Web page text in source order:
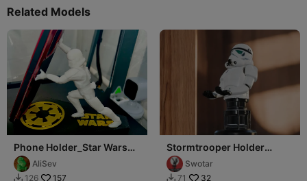
Related Models
Phone Holder_Star Wars
Storm Trooper_Remix
AliSev
 126 157
Stormtrooper Holder
(Mobile/Controller)
Swotar
 71 32